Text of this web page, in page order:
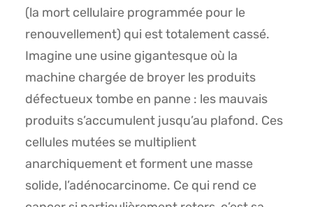
(la mort cellulaire programmée pour le
renouvellement) qui est totalement cassé.
Imagine une usine gigantesque où la
machine chargée de broyer les produits
défectueux tombe en panne : les mauvais
produits s’accumulent jusqu’au plafond. Ces
cellules mutées se multiplient
anarchiquement et forment une masse
solide, l’adénocarcinome. Ce qui rend ce